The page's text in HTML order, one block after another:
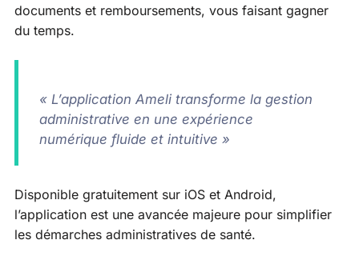
documents et remboursements, vous faisant gagner
du temps.
« L’application Ameli transforme la gestion
administrative en une expérience
numérique fluide et intuitive »
Disponible gratuitement sur iOS et Android,
l’application est une avancée majeure pour simplifier
les démarches administratives de santé.